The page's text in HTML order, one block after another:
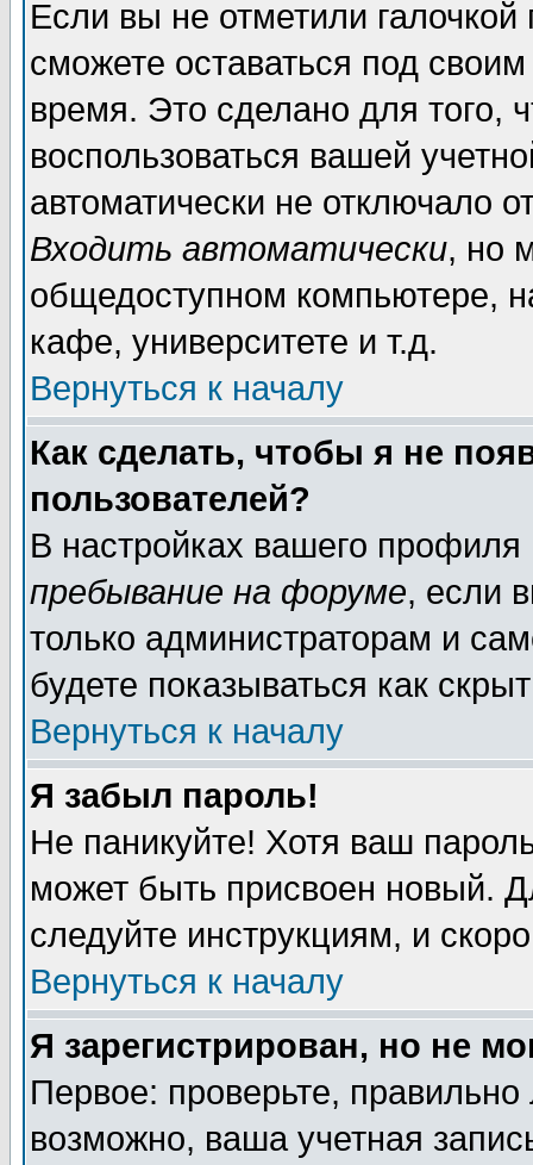
Если вы не отметили галочкой
сможете оставаться под
время. Это сделано для того,
воспользоваться вашей
автоматически не отключало
Входить автоматически, но
общедоступном компьютере,
кафе, университете и т.д.
Вернуться к началу
Как сделать, чтобы я не
пользователей?
В настройках вашего
пребывание на форуме, если
только администраторам и
будете показываться как
Вернуться к началу
Я забыл пароль!
Не паникуйте! Хотя ваш
может быть присвоен новый.
следуйте инструкциям, и
Вернуться к началу
Я зарегистрирован, но не
Первое: проверьте,
возможно, ваша учетная